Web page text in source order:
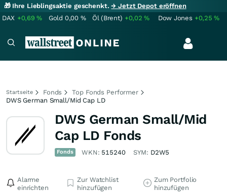
🎁 Ihre Lieblingsaktie geschenkt.→ Jetzt Depot eröffnen
DAX +0,69% Gold 0,00 % Öl (Brent) +0,02% Dow Jones +0,25%
Startseite Fonds
Top Fonds Performer
DWS German Small/Mid Cap LD
DWS German Small/Mid
Cap LD Fonds
Fonds WKN: 515240 SYM: D2W5
Alarme
einrichten
Zur Watchlist
hinzufügen
Zum Portfolio
hinzufügen